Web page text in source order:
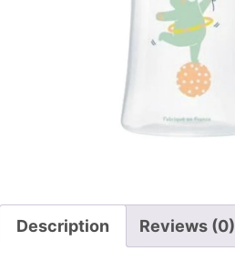
Description Reviews (0)